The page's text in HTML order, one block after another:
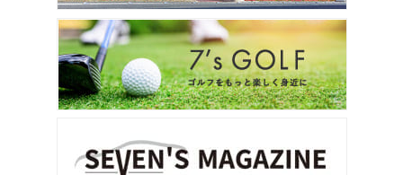
トヨタ
ヤリスクロス
2位
トヨタ
ハリアー